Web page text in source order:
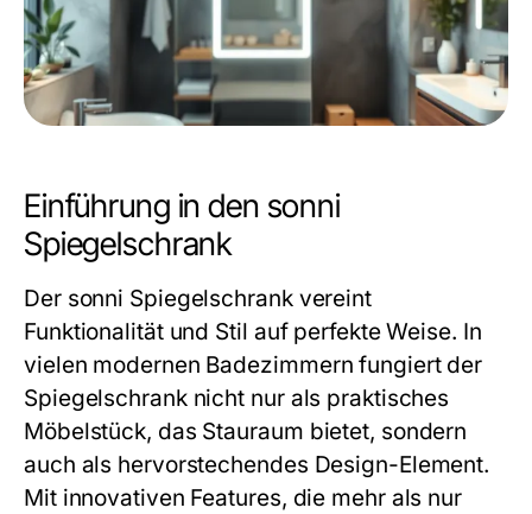
Einführung in den sonni
Spiegelschrank
Der sonni Spiegelschrank vereint
Funktionalität und Stil auf perfekte Weise. In
vielen modernen Badezimmern fungiert der
Spiegelschrank nicht nur als praktisches
Möbelstück, das Stauraum bietet, sondern
auch als hervorstechendes Design-Element.
Mit innovativen Features, die mehr als nur